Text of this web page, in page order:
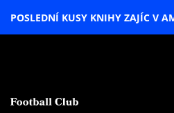
POSLEDNÍ KUSY KNIHY ZAJÍC V